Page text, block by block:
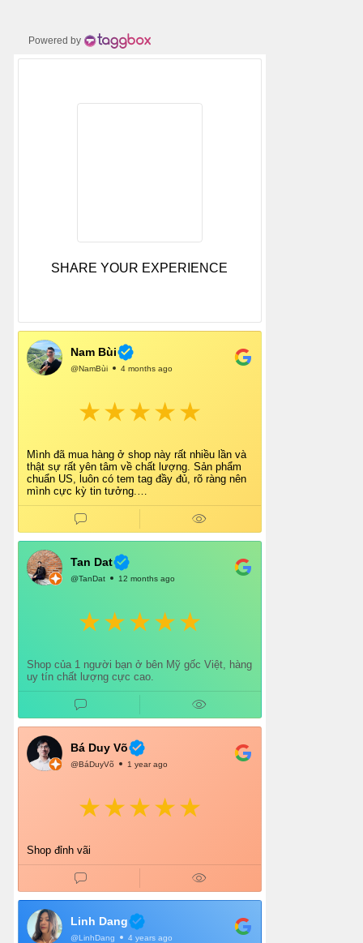
Powered by
SHARE YOUR EXPERIENCE
Nam Bùi
@NamBùi 4 months ago
Mình đã mua hàng ở shop này rất nhiều lần và
thật sự rất yên tâm về chất lượng. Sản phẩm
chuẩn US, luôn có tem tag đầy đủ, rõ ràng nên
mình cực kỳ tin tưởng.
Shop tư vấn nhiệt tình, giao hàng nhanh, đóng
gói cẩn thận. Mỗi lần mua đều cảm thấy hài
Chắc chắn mình sẽ tiếp tục ủng hộ shop lâu dài
và giới thiệu thêm cho bạn bè 👍
Tan Dat
@TanDat 12 months ago
Shop của 1 người bạn ở bên Mỹ gốc Việt, hàng
uy tín chất lượng cực cao.
Bá Duy Võ
@BáDuyVõ 1 year ago
Shop đỉnh vãi
Linh Dang
@LinhDang 4 years ago